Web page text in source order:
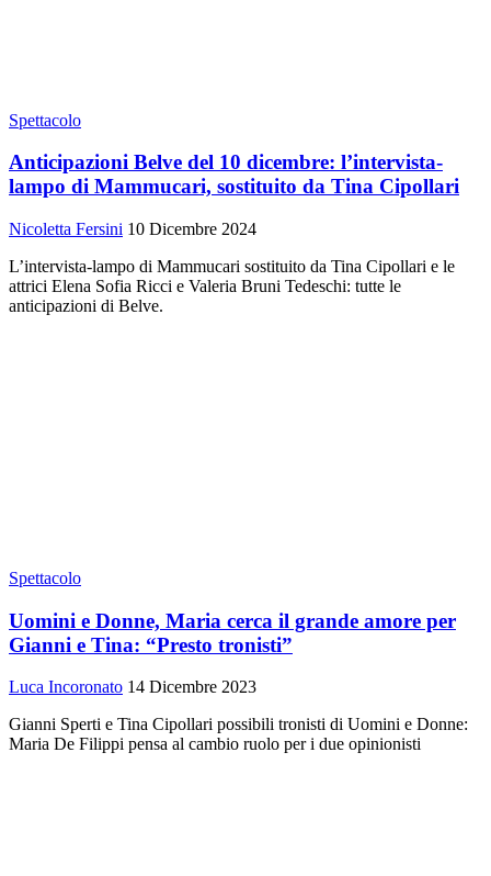
Spettacolo
Anticipazioni Belve del 10 dicembre: l’intervista-
lampo di Mammucari, sostituito da Tina Cipollari
Nicoletta Fersini 10 Dicembre 2024
L’intervista-lampo di Mammucari sostituito da Tina Cipollari e le
attrici Elena Sofia Ricci e Valeria Bruni Tedeschi: tutte le
anticipazioni di Belve.
Spettacolo
Uomini e Donne, Maria cerca il grande amore per
Gianni e Tina: “Presto tronisti”
Luca Incoronato 14 Dicembre 2023
Gianni Sperti e Tina Cipollari possibili tronisti di Uomini e Donne:
Maria De Filippi pensa al cambio ruolo per i due opinionisti